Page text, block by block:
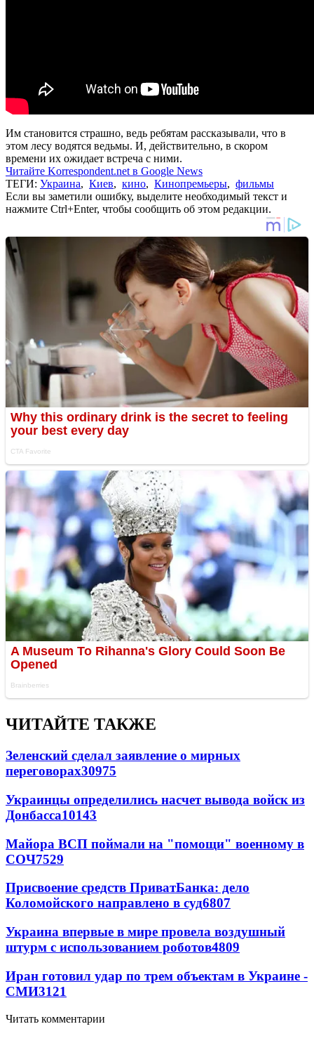
Им становится страшно, ведь ребятам рассказывали, что в
этом лесу водятся ведьмы. И, действительно, в скором
времени их ожидает встреча с ними.
Читайте Korrespondent.net в Google News
ТЕГИ: Украина, Киев, кино, Кинопремьеры, фильмы
Если вы заметили ошибку, выделите необходимый текст и
нажмите Ctrl+Enter, чтобы сообщить об этом редакции.
ЧИТАЙТЕ ТАКЖЕ
Зеленский сделал заявление о мирных
переговорах30975
Украинцы определились насчет вывода войск из
Донбасса10143
Майора ВСП поймали на "помощи" военному в
СОЧ7529
Присвоение средств ПриватБанка: дело
Коломойского направлено в суд6807
Украина впервые в мире провела воздушный
штурм с использованием роботов4809
Иран готовил удар по трем объектам в Украине -
СМИ3121
Читать комментарии